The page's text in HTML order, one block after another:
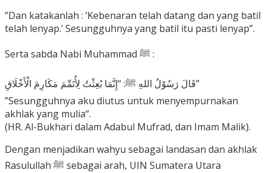
”Dan katakanlah : ‘Kebenaran telah datang dan yang batil
telah lenyap.’ Sesungguhnya yang batil itu pasti lenyap”.
Serta sabda Nabi Muhammad ﷺ :
قَالَ رَسُوْلُ اللهِ ﷺ: “إِنَّمَا بُعِثْتُ لِأُتَمِّمَ مَكَارِمَ الْأَخْلَاقِ”
”Sesungguhnya aku diutus untuk menyempurnakan
akhlak yang mulia“.
(HR. Al-Bukhari dalam Adabul Mufrad, dan Imam Malik).
Dengan menjadikan wahyu sebagai landasan dan akhlak
Rasulullah ﷺ sebagai arah, UIN Sumatera Utara